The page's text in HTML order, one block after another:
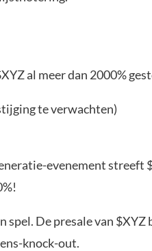
al meer dan 2000%
te verwachten)
evenement streeft
spel. De presale van $XYZ
knock-out.